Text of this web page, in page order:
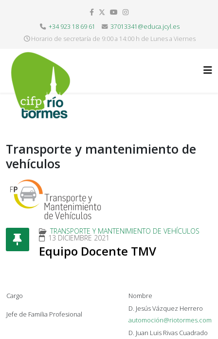
+34 923 18 69 61
37013341@educa.jcyl.es
Horario de secretaría de 9:00 a 14:00 h de Lunes a Viernes
Transporte y mantenimiento de
vehículos
TRANSPORTE Y MANTENIMIENTO DE VEHÍCULOS
13 DICIEMBRE 2021
Equipo Docente TMV
Cargo Nombre
Jefe de Familia Profesional
D. Jesús Vázquez Herrero
automoción@riotormes.com
D. Juan Luis Rivas Cuadrado